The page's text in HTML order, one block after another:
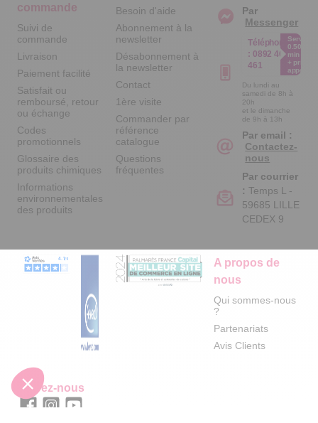
commande
Suivi de
commande
Livraison
Paiement facilité
Satisfait ou
remboursé, retour
ou échange
Codes
promotionnels
Glossaire des
produits chimiques
Informations
environnementales
des produits
Besoin d'aide
Abonnement à la
newsletter
Désabonnement à
la newsletter
Contact
1ère visite
Commander par
référence
catalogue
Questions
fréquentes
A propos de
nous
Qui sommes-nous
?
Partenariats
Avis Clients
Par
Messenger
Téléphone
: 0892 461
461
Service
0.50€ /
min
+ prix
appel
Du lundi au
samedi de 8h à
20h
et le dimanche
de 9h à 13h
Par email :
Contactez-
nous
Par courrier
: Temps L -
59685 LILLE
CEDEX 9
Suivez-nous